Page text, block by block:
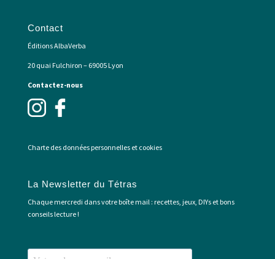
Contact
Éditions AlbaVerba
20 quai Fulchiron – 69005 Lyon
Contactez-nous
Charte des données personnelles et cookies
La Newsletter du Tétras
Chaque mercredi dans votre boîte mail : recettes, jeux, DIYs et bons
conseils lecture !